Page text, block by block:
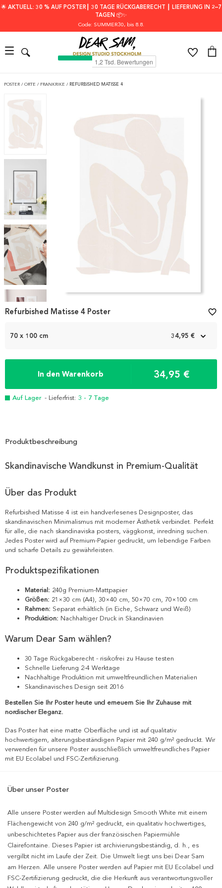
🌟 AKTUELL: 30 % AUF POSTER┃ 30 TAGE RÜCKGABERECHT ┃ LIEFERUNG IN 2–7
TAGEN 📦✨
Code: SUMMER30, bis 8.8.
POSTER / ORTE / FRANKRIKE / REFURBISHED MATISSE 4
Item
1
70 x 100 cm 34,95 €
In den Warenkorb 34,95 €
Auf Lager - Lieferfrist: 3 - 7 Tage
Refurbished Matisse 4 Poster favorite_border
Produktbeschreibung
Skandinavische Wandkunst in Premium-Qualität
Über das Produkt
Refurbished Matisse 4 ist ein handverlesenes Designposter, das
skandinavischen Minimalismus mit moderner Ästhetik verbindet. Perfekt
für alle, die nach skandinaviska posters, väggkonst, inredning suchen.
Jedes Poster wird auf Premium-Papier gedruckt, um lebendige Farben
und scharfe Details zu gewährleisten.
Produktspezifikationen
Material: 240g Premium-Mattpapier
Größen: 21×30 cm (A4), 30×40 cm, 50×70 cm, 70×100 cm
Rahmen: Separat erhältlich (in Eiche, Schwarz und Weiß)
Produktion: Nachhaltiger Druck in Skandinavien
Warum Dear Sam wählen?
30 Tage Rückgaberecht - risikofrei zu Hause testen
Schnelle Lieferung 2-4 Werktage
Nachhaltige Produktion mit umweltfreundlichen Materialien
Skandinavisches Design seit 2016
Bestellen Sie Ihr Poster heute und erneuern Sie Ihr Zuhause mit
nordischer Eleganz.
Das Poster hat eine matte Oberfläche und ist auf qualitativ
hochwertigem, alterungsbeständigen Papier mit 240 g/m² gedruckt. Wir
verwenden für unsere Poster ausschließlich umweltfreundliches Papier
mit EU Ecolabel und FSC-Zertifizierung.
Über unser Poster
Alle unsere Poster werden auf Multidesign Smooth White mit einem
Flächengewicht von 240 g/m² gedruckt, ein qualitativ hochwertiges,
unbeschichtetes Papier aus der französischen Papiermühle
Clairefontaine. Dieses Papier ist archivierungsbeständig, d. h., es
vergilbt nicht im Laufe der Zeit. Die Umwelt liegt uns bei Dear Sam
am Herzen. Alle unsere Poster werden auf Papier mit EU Ecolabel und
FSC-Zertifizierung gedruckt, die die Herkunft aus verantwortungsvoller